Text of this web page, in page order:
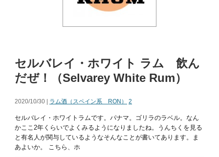
セルバレイ・ホワイト ラム 飲ん
だぜ！（Selvarey White Rum）
2020/10/30 | ラム酒（スペイン系 RON） 2
セルバレイ・ホワイトラムです。パナマ。ゴリラのラベル。なん
かここ2年くらいでよくみるようになりましたね。うんちくを見る
と有名人が関与しているようなそんなことが書いてあります。ま
あよいか。 こちら、ホ